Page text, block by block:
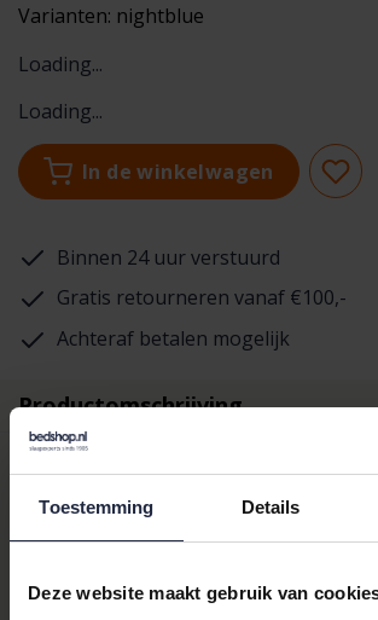
Toestemming Details
Deze website maakt gebruik van
Varianten: nightblue
Loading...
Loading...
In de winkelwagen
Binnen 24 uur verstuurd
Gratis retourneren vanaf €100,-
Achteraf betalen mogelijk
Productomschrijving
Ontdek de
Pyjama Long
Ervaar ultiem comfort en stijl met de
Long nightblue 183175 52/L